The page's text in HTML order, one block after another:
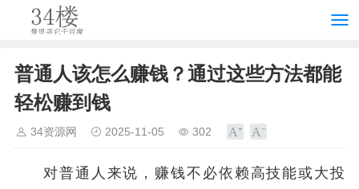
普通人该怎么赚钱？通过这些方法都能
轻松赚到钱
34资源网 2025-11-05 302
对普通人来说，赚钱不必依赖高技能或大投